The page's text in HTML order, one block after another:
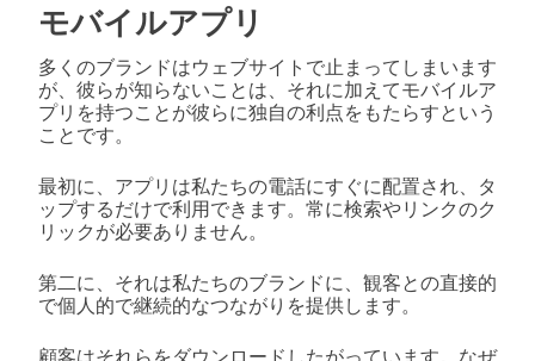
モバイルアプリ
多くのブランドはウェブサイトで止まってしまいます
が、彼らが知らないことは、それに加えてモバイルア
プリを持つことが彼らに独自の利点をもたらすという
ことです。
最初に、アプリは私たちの電話にすぐに配置され、タ
ップするだけで利用できます。常に検索やリンクのク
リックが必要ありません。
第二に、それは私たちのブランドに、観客との直接的
で個人的で継続的なつながりを提供します。